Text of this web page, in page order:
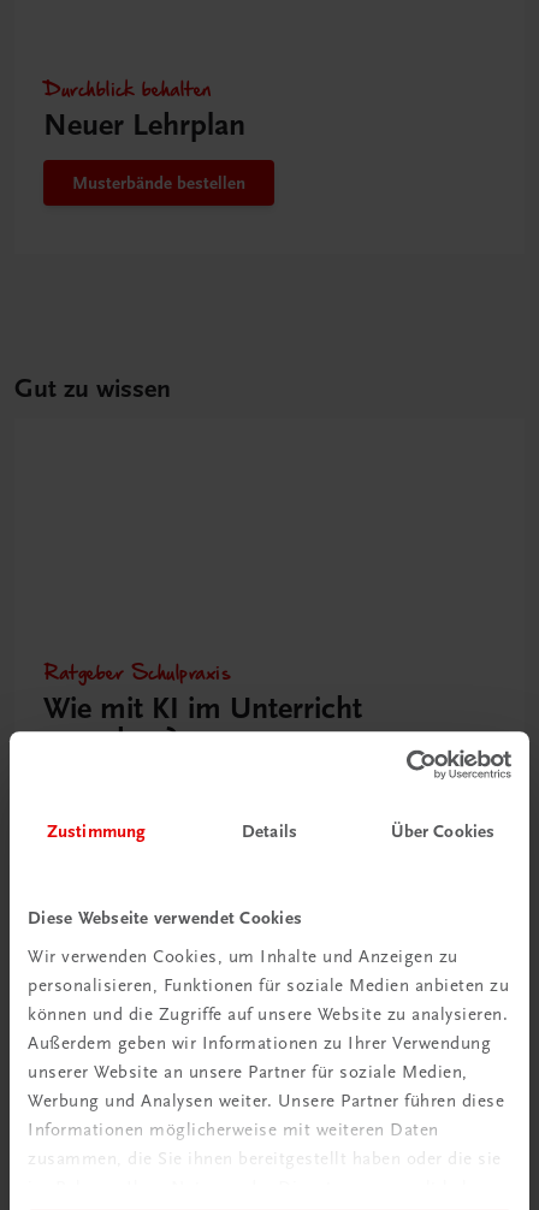
Zustimmung Details Über Cookies
Diese Webseite verwendet Cookies
Wir verwenden Cookies, um Inhalte und Anzeigen zu
personalisieren, Funktionen für soziale Medien anbieten zu
können und die Zugriffe auf unsere Website zu analysieren.
Außerdem geben wir Informationen zu Ihrer Verwendung
unserer Website an unsere Partner für soziale Medien,
Werbung und Analysen weiter. Unsere Partner führen diese
Informationen möglicherweise mit weiteren Daten
zusammen, die Sie ihnen bereitgestellt haben oder die sie
Durchblick behalten
Neuer Lehrplan
Musterbände bestellen
Gut zu wissen
Ratgeber Schulpraxis
Wie mit KI im Unterricht
umgehen?
Rabattcode erhalten
Newsletter abonnieren